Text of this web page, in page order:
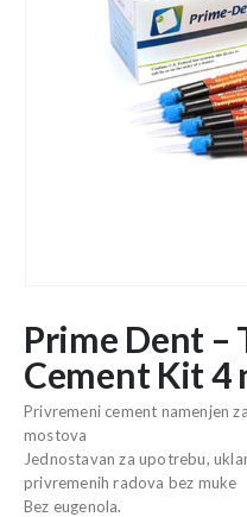
Prime Dent –
Cement Kit 4
Privremeni cement namenjen
mostova
Jednostavan za upotrebu,
privremenih radova bez muke
Bez eugenola.